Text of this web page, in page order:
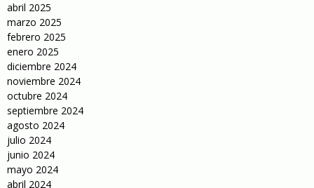
abril 2025
marzo 2025
febrero 2025
enero 2025
diciembre 2024
noviembre 2024
octubre 2024
septiembre 2024
agosto 2024
julio 2024
junio 2024
mayo 2024
abril 2024